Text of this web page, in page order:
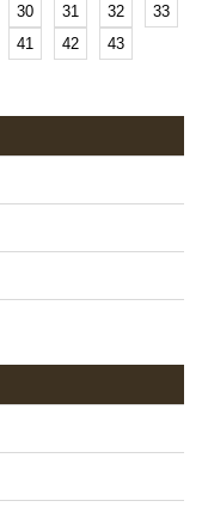
30 31 32
33
41 42
43